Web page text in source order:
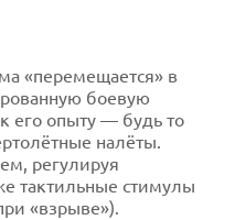
«перемещается» в
боевую
его опыту — будь то
налёты.
регулируя
тактильные стимулы
«взрыве»).